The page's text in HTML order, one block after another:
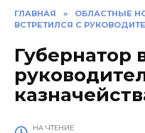
ГЛАВНАЯ » ОБЛАСТНЫЕ
ВСТРЕТИЛСЯ С
Губернатор
НА ЧТЕНИЕ